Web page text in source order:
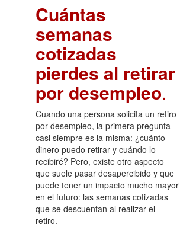
Cuántas
semanas
cotizadas
pierdes al retirar
por desempleo.
Cuando una persona solicita un retiro
por desempleo, la primera pregunta
casi siempre es la misma: ¿cuánto
dinero puedo retirar y cuándo lo
recibiré? Pero, existe otro aspecto
que suele pasar desapercibido y que
puede tener un impacto mucho mayor
en el futuro: las semanas cotizadas
que se descuentan al realizar el
retiro.